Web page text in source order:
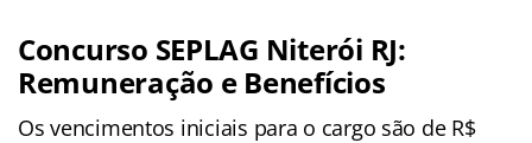
Concurso SEPLAG Niterói RJ:
Remuneração e Benefícios
Os vencimentos iniciais para o cargo são de R$